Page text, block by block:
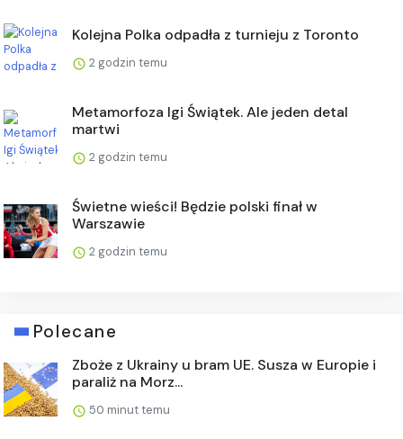
Kolejna Polka odpadła z turnieju z Toronto
2 godzin temu
Metamorfoza Igi Świątek. Ale jeden detal
martwi
2 godzin temu
Świetne wieści! Będzie polski finał w
Warszawie
2 godzin temu
Polecane
Zboże z Ukrainy u bram UE. Susza w Europie i
paraliż na Morz...
50 minut temu